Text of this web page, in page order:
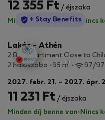
12 355 Ft / éjszaka
Minden díj benne van·Nincs
StayProtection
+ Stay Benefits
Lakás - Athén
2 Bdr Apartment Close to
2 hálószoba
95 m2 97/97
2027. febr. 21. – 2027. ápr.
11 231 Ft / éjszaka
Minden díj benne van· Nincs